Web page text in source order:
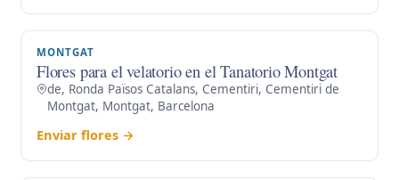
MONTGAT
Flores para el velatorio en el Tanatorio Montgat
de, Ronda Països Catalans, Cementiri, Cementiri de
Montgat, Montgat, Barcelona
Enviar flores →